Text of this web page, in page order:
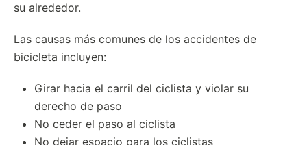
su alrededor.
Las causas más comunes de los accidentes de
bicicleta incluyen:
Girar hacia el carril del ciclista y violar su
derecho de paso
No ceder el paso al ciclista
No dejar espacio para los ciclistas